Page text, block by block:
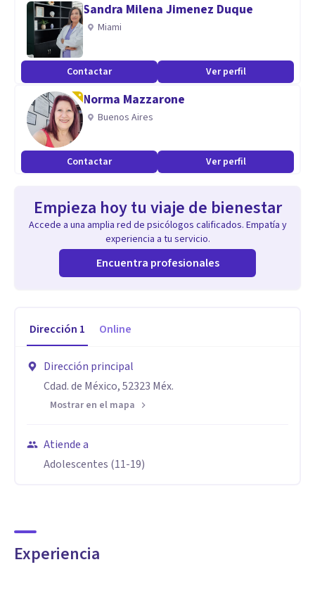
Sandra Milena Jimenez Duque
Miami
Contactar Ver perfil
Norma Mazzarone
Buenos Aires
Contactar Ver perfil
Empieza hoy tu viaje de bienestar
Accede a una amplia red de psicólogos calificados. Empatía y
experiencia a tu servicio.
Encuentra profesionales
Dirección 1 Online
Dirección principal
Cdad. de México, 52323 Méx.
Mostrar en el mapa
Atiende a
Adolescentes (11-19)
Experiencia